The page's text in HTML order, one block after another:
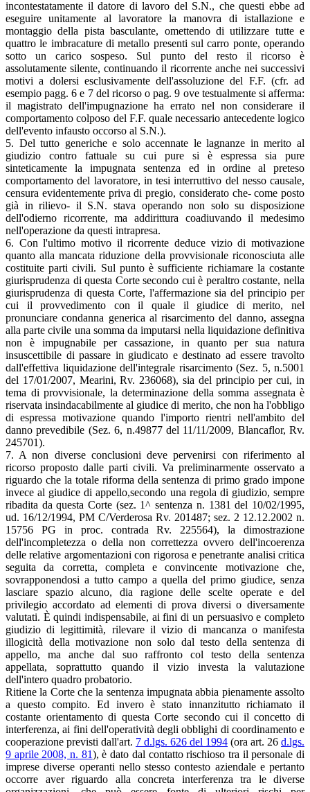
incontestatamente il datore di lavoro del S.N., che questi ebbe ad
eseguire unitamente al lavoratore la manovra di istallazione e
montaggio della pista basculante, omettendo di utilizzare tutte e
quattro le imbracature di metallo presenti sul carro ponte, operando
sotto un carico sospeso. Sul punto del resto il ricorso è
assolutamente silente, continuando il ricorrente anche nei successivi
motivi a dolersi esclusivamente dell'assoluzione del F.F. (cfr. ad
esempio pagg. 6 e 7 del ricorso o pag. 9 ove testualmente si afferma:
il magistrato dell'impugnazione ha errato nel non considerare il
comportamento colposo del F.F. quale necessario antecedente logico
dell'evento infausto occorso al S.N.).
5. Del tutto generiche e solo accennate le lagnanze in merito al
giudizio contro fattuale su cui pure si è espressa sia pure
sinteticamente la impugnata sentenza ed in ordine al preteso
comportamento del lavoratore, in tesi interruttivo del nesso causale,
censura evidentemente priva di pregio, considerato che- come posto
già in rilievo- il S.N. stava operando non solo su disposizione
dell'odierno ricorrente, ma addirittura coadiuvando il medesimo
nell'operazione da questi intrapresa.
6. Con l'ultimo motivo il ricorrente deduce vizio di motivazione
quanto alla mancata riduzione della provvisionale riconosciuta alle
costituite parti civili. Sul punto è sufficiente richiamare la costante
giurisprudenza di questa Corte secondo cui è peraltro costante, nella
giurisprudenza di questa Corte, l'affermazione sia del principio per
cui il provvedimento con il quale il giudice di merito, nel
pronunciare condanna generica al risarcimento del danno, assegna
alla parte civile una somma da imputarsi nella liquidazione definitiva
non è impugnabile per cassazione, in quanto per sua natura
insuscettibile di passare in giudicato e destinato ad essere travolto
dall'effettiva liquidazione dell'integrale risarcimento (Sez. 5, n.5001
del 17/01/2007, Mearini, Rv. 236068), sia del principio per cui, in
tema di provvisionale, la determinazione della somma assegnata è
riservata insindacabilmente al giudice di merito, che non ha l'obbligo
di espressa motivazione quando l'importo rientri nell'ambito del
danno prevedibile (Sez. 6, n.49877 del 11/11/2009, Blancaflor, Rv.
245701).
7. A non diverse conclusioni deve pervenirsi con riferimento al
ricorso proposto dalle parti civili. Va preliminarmente osservato a
riguardo che la totale riforma della sentenza di primo grado impone
invece al giudice di appello,secondo una regola di giudizio, sempre
ribadita da questa Corte (sez. 1^ sentenza n. 1381 del 10/02/1995,
ud. 16/12/1994, PM C/Verderosa Rv. 201487; sez. 2 12.12.2002 n.
15756 PG in proc. contrada Rv. 225564), la dimostrazione
dell'incompletezza o della non correttezza ovvero dell'incoerenza
delle relative argomentazioni con rigorosa e penetrante analisi critica
seguita da corretta, completa e convincente motivazione che,
sovrapponendosi a tutto campo a quella del primo giudice, senza
lasciare spazio alcuno, dia ragione delle scelte operate e del
privilegio accordato ad elementi di prova diversi o diversamente
valutati. È quindi indispensabile, ai fini di un persuasivo e completo
giudizio di legittimità, rilevare il vizio di mancanza o manifesta
illogicità della motivazione non solo dal testo della sentenza di
appello, ma anche dal suo raffronto col testo della sentenza
appellata, soprattutto quando il vizio investa la valutazione
dell'intero quadro probatorio.
Ritiene la Corte che la sentenza impugnata abbia pienamente assolto
a questo compito. Ed invero è stato innanzitutto richiamato il
costante orientamento di questa Corte secondo cui il concetto di
interferenza, ai fini dell'operatività degli obblighi di coordinamento e
cooperazione previsti dall'art. 7 d.lgs. 626 del 1994 (ora art. 26 d.lgs.
9 aprile 2008, n. 81), è dato dal contatto rischioso tra il personale di
imprese diverse operanti nello stesso contesto aziendale e pertanto
occorre aver riguardo alla concreta interferenza tra le diverse